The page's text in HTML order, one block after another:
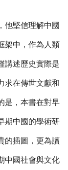
他堅信理解中國
架中，作為人類
講述歷史實際是
求在傳世文獻和
是，本書在對早
期中國的學術研
的插圖，更為讀
中國社會與文化